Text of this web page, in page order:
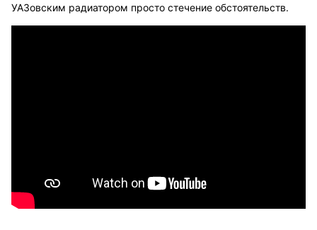
УАЗовским радиатором просто стечение обстоятельств.